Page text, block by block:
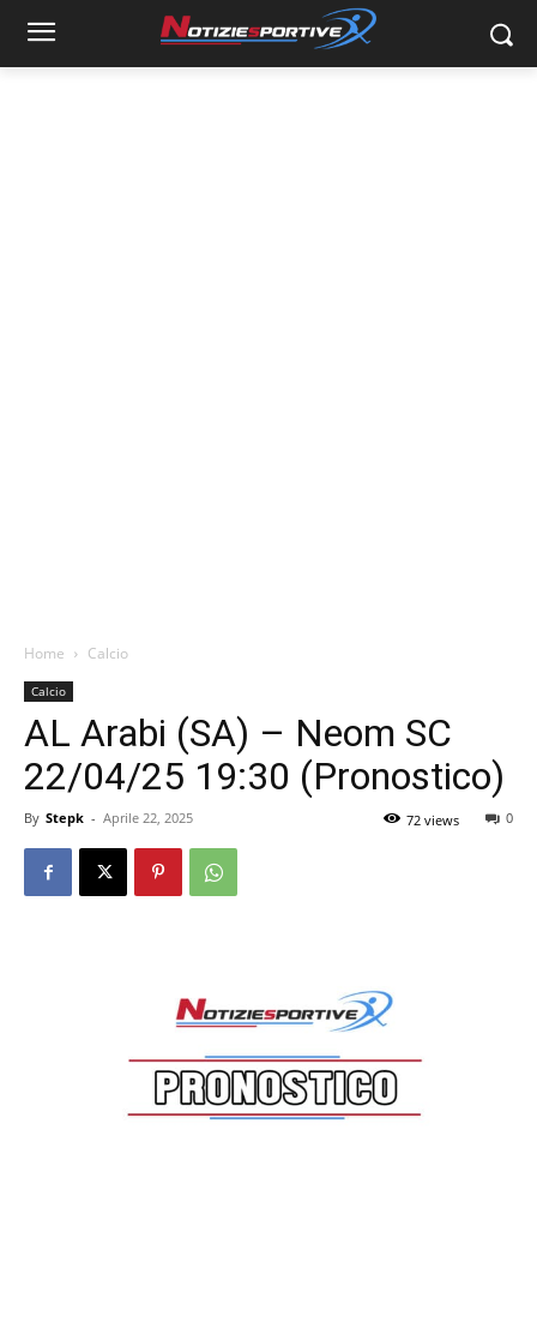
Home Calcio
Calcio
AL Arabi (SA) – Neom SC
22/04/25 19:30 (Pronostico)
By Stepk - Aprile 22, 2025 0
72 views